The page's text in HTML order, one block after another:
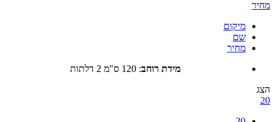
מיקום
שם
מחיר
מידת רוחב :120 ס"מ 2 דלתות